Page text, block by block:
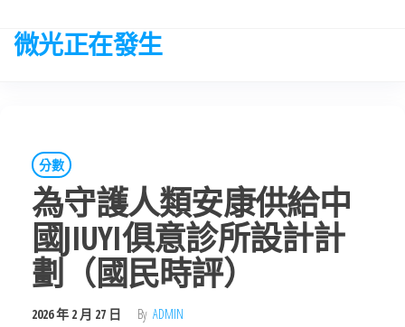
微光正在發生
分數
為守護人類安康供給中
國JIUYI俱意診所設計計
劃（國民時評）
2026 年 2 月 27 日 By ADMIN